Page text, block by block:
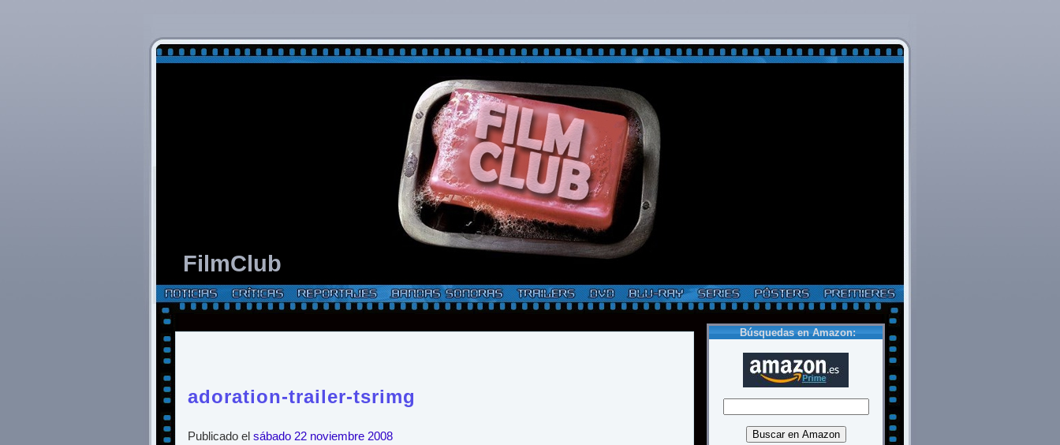
FilmClub
Búsquedas en Amazon:
adoration-trailer-tsrimg
Publicado el sábado 22 noviembre 2008